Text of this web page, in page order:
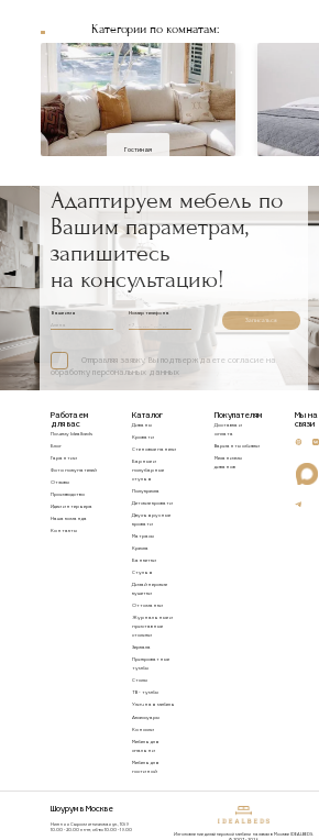
Категории по комнатам:
Гостиная
Адаптируем мебель по
Вашим параметрам,
запишитесь
на консультацию!
Ваше имя Номер телефона
Записаться
Отправляя заявку, Вы подтверждаете согласие на
обработку персональных данных
Работаем
для вас
Почему Idealbeds
Блог
Гарантии
Фото покупателей
Отзывы
Производство
Идеи интерьера
Наша команда
Контакты
Каталог
Диваны
Кровати
Стеновые панели
Барные и
полубарные
стулья
Полукресла
Детские кровати
Двухъярусные
кровати
Матрасы
Кресла
Банкетки
Стулья
Дизайнерские
кушетки
Оттоманки
Журнальные и
приставные
столики
Зеркала
Прикроватные
тумбы
Столы
ТВ - тумбы
Уличная мебель
Аксессуары
Консоли
Мебель для
спальни
Мебель для
гостиной
Покупателям
Доставка и
оплата
Варианты обивки
Механизмы
диванов
Мы на
связи
Шоурум в Москве
Нижняя Сыромятническая ул., 10/9
10.00 - 20.00 пн-пт, сб-вс 10.00 - 19.00
Изготовление дизайнерской мебели на заказ в Москве IDEALBEDS.